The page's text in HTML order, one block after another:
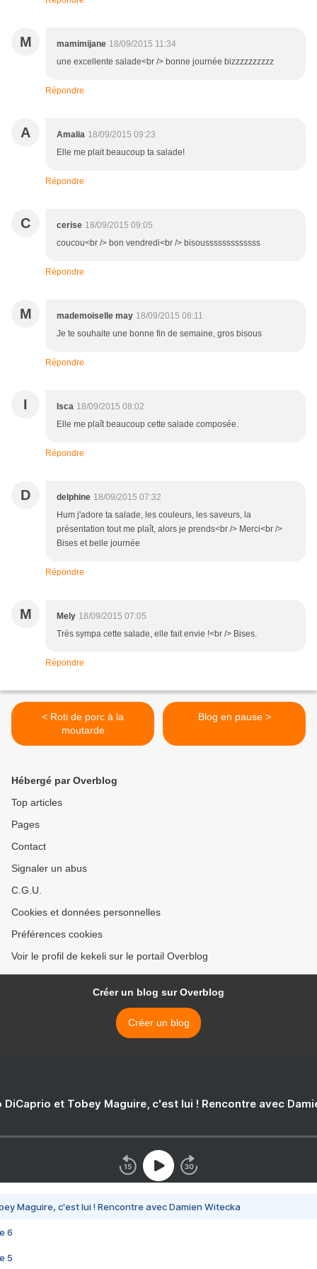
M mamimijane 18/09/2015 11:34
une excellente salade<br /> bonne journée bizzzzzzzzzz
Répondre
A Amalia 18/09/2015 09:23
Elle me plait beaucoup ta salade!
Répondre
C cerise 18/09/2015 09:05
coucou<br /> bon vendredi<br /> bisousssssssssssss
Répondre
M mademoiselle may 18/09/2015 08:11
Je te souhaite une bonne fin de semaine, gros bisous
Répondre
I Isca 18/09/2015 08:02
Elle me plaît beaucoup cette salade composée.
Répondre
D delphine 18/09/2015 07:32
Hum j'adore ta salade, les couleurs, les saveurs, la
présentation tout me plaît, alors je prends<br /> Merci<br />
Bises et belle journée
Répondre
M Mely 18/09/2015 07:05
Très sympa cette salade, elle fait envie !<br /> Bises.
Répondre
< Roti de porc à la
moutarde
Blog en pause >
Hébergé par Overblog
Top articles
Pages
Contact
Signaler un abus
C.G.U.
Cookies et données personnelles
Préférences cookies
Voir le profil de kekeli sur le portail Overblog
Créer un blog sur Overblog
Créer un blog
DiCaprio et Tobey Maguire, c'est lui ! Rencontre avec
Maguire, c'est lui ! Rencontre avec Damien Witecka
6
5